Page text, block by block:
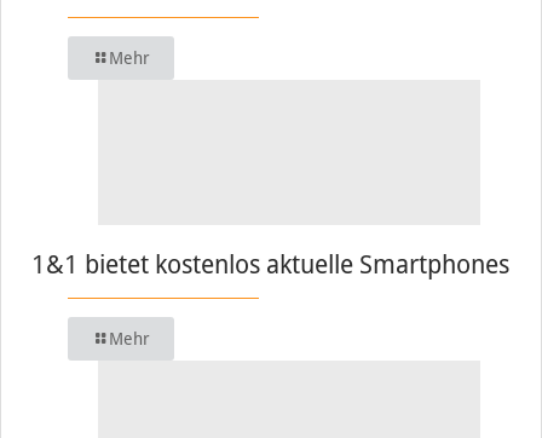
Mehr
1&1 bietet kostenlos aktuelle Smartphones
Mehr